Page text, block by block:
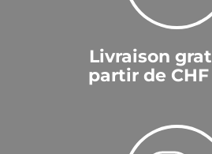
Livraison
partir de